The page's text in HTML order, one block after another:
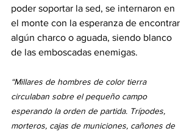
poder soportar la sed, se internaron en
el monte con la esperanza de encontrar
algún charco o aguada, siendo blanco
de las emboscadas enemigas.
“Millares de hombres de color tierra
circulaban sobre el pequeño campo
esperando la orden de partida. Trípodes,
morteros, cajas de municiones, cañones de